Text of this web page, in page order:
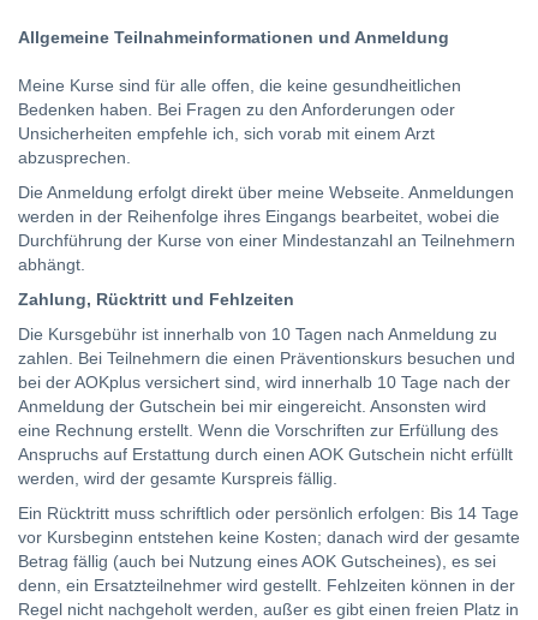
Allgemeine Teilnahmeinformationen und Anmeldung
Meine Kurse sind für alle offen, die keine gesundheitlichen
Bedenken haben. Bei Fragen zu den Anforderungen oder
Unsicherheiten empfehle ich, sich vorab mit einem Arzt
abzusprechen.
Die Anmeldung erfolgt direkt über meine Webseite. Anmeldungen
werden in der Reihenfolge ihres Eingangs bearbeitet, wobei die
Durchführung der Kurse von einer Mindestanzahl an Teilnehmern
abhängt.
Zahlung, Rücktritt und Fehlzeiten
Die Kursgebühr ist innerhalb von 10 Tagen nach Anmeldung zu
zahlen. Bei Teilnehmern die einen Präventionskurs besuchen und
bei der AOKplus versichert sind, wird innerhalb 10 Tage nach der
Anmeldung der Gutschein bei mir eingereicht. Ansonsten wird
eine Rechnung erstellt. Wenn die Vorschriften zur Erfüllung des
Anspruchs auf Erstattung durch einen AOK Gutschein nicht erfüllt
werden, wird der gesamte Kurspreis fällig.
Ein Rücktritt muss schriftlich oder persönlich erfolgen: Bis 14 Tage
vor Kursbeginn entstehen keine Kosten; danach wird der gesamte
Betrag fällig (auch bei Nutzung eines AOK Gutscheines), es sei
denn, ein Ersatzteilnehmer wird gestellt. Fehlzeiten können in der
Regel nicht nachgeholt werden, außer es gibt einen freien Platz in